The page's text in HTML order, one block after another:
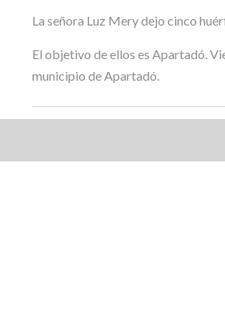
La señora Luz Mery dejo cinco
El objetivo de ellos es Apartadó.
municipio de Apartadó.